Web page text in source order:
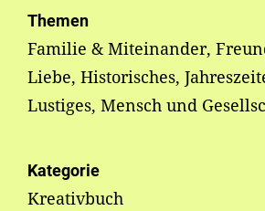
Themen
Familie & Miteinander,
Liebe, Historisches,
Lustiges, Mensch und
Kategorie
Kreativbuch